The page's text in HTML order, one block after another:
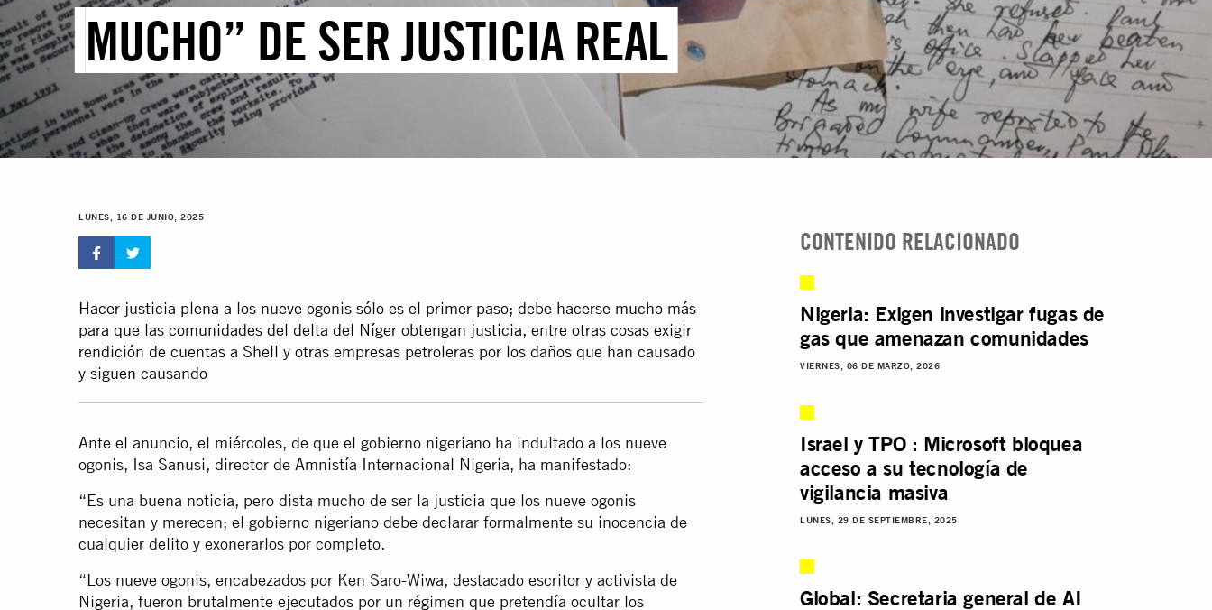
MUCHO” DE SER JUSTICIA REAL
LUNES, 16 DE JUNIO, 2025
Hacer justicia plena a los nueve ogonis sólo es el primer paso; debe hacerse mucho más
para que las comunidades del delta del Níger obtengan justicia, entre otras cosas exigir
rendición de cuentas a Shell y otras empresas petroleras por los daños que han causado
y siguen causando
Ante el anuncio, el miércoles, de que el gobierno nigeriano ha indultado a los nueve
ogonis, Isa Sanusi, director de Amnistía Internacional Nigeria, ha manifestado:
“Es una buena noticia, pero dista mucho de ser la justicia que los nueve ogonis
necesitan y merecen; el gobierno nigeriano debe declarar formalmente su inocencia de
cualquier delito y exonerarlos por completo.
“Los nueve ogonis, encabezados por Ken Saro-Wiwa, destacado escritor y activista de
Nigeria, fueron brutalmente ejecutados por un régimen que pretendía ocultar los
CONTENIDO RELACIONADO
Nigeria: Exigen investigar fugas de
gas que amenazan comunidades
VIERNES, 06 DE MARZO, 2026
Israel y TPO : Microsoft bloquea
acceso a su tecnología de
vigilancia masiva
LUNES, 29 DE SEPTIEMBRE, 2025
Global: Secretaria general de AI